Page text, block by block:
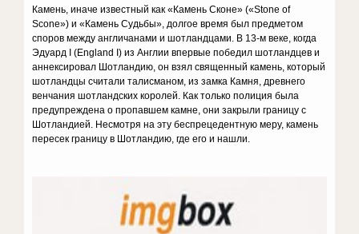
Камень, иначе известный как «Камень Сконе» («Stone of
Scone») и «Камень Судьбы», долгое время был предметом
споров между англичанами и шотландцами. В 13-м веке, когда
Эдуард I (England I) из Англии впервые победил шотландцев и
аннексировал Шотландию, он взял священный камень, который
шотландцы считали талисманом, из замка Камня, древнего
венчания шотландских королей. Как только полиция была
предупреждена о пропавшем камне, они закрыли границу с
Шотландией. Несмотря на эту беспрецедентную меру, камень
пересек границу в Шотландию, где его и нашли.